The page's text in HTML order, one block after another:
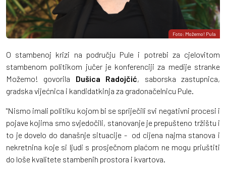
Foto: Možemo! Pula
O stambenoj krizi na području Pule i potrebi za cjelovitom
stambenom politikom jučer je konferenciji za medije stranke
Možemo! govorila Dušica Radojčić, saborska zastupnica,
gradska vijećnica i kandidatkinja za gradonačelnicu Pule.
"Nismo imali politiku kojom bi se spriječili svi negativni procesi i
pojave kojima smo svjedočili, stanovanje je prepušteno tržištu i
to je dovelo do današnje situacije - od cijena najma stanova i
nekretnina koje si ljudi s prosječnom plaćom ne mogu priuštiti
do loše kvalitete stambenih prostora i kvartova.